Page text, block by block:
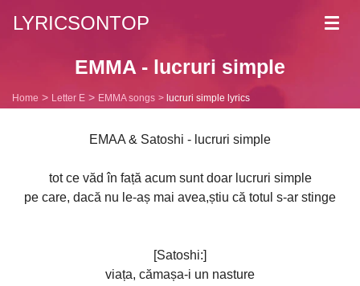
LYRICSONTOP
EMMA - lucruri simple
Home Letter E EMMA songs lucruri simple lyrics
EMAA & Satoshi - lucruri simple
tot ce văd în față acum sunt doar lucruri simple
pe care, dacă nu le-aș mai avea,știu că totul s-ar stinge
[Satoshi:]
viața, cămașa-i un nasture